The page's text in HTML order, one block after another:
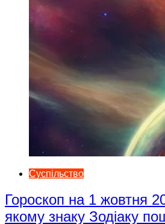
Суспільство
Гороскоп на 1 жовтня
якому знаку Зодіаку